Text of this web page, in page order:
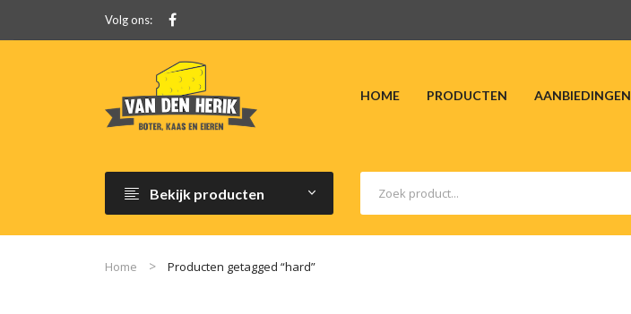
Volg ons:
HOME PRODUCTEN AANBIEDINGEN
Bekijk producten
Home Producten getagged “hard”